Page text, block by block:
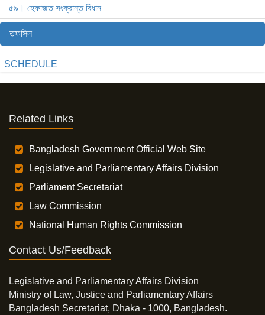
৫৯। হেফাজত সংক্রান্ত বিধান
তফসিল
SCHEDULE
Related Links
Bangladesh Government Official Web Site
Legislative and Parliamentary Affairs Division
Parliament Secretariat
Law Commission
National Human Rights Commission
Contact Us/Feedback
Legislative and Parliamentary Affairs Division
Ministry of Law, Justice and Parliamentary Affairs
Bangladesh Secretariat, Dhaka - 1000, Bangladesh.